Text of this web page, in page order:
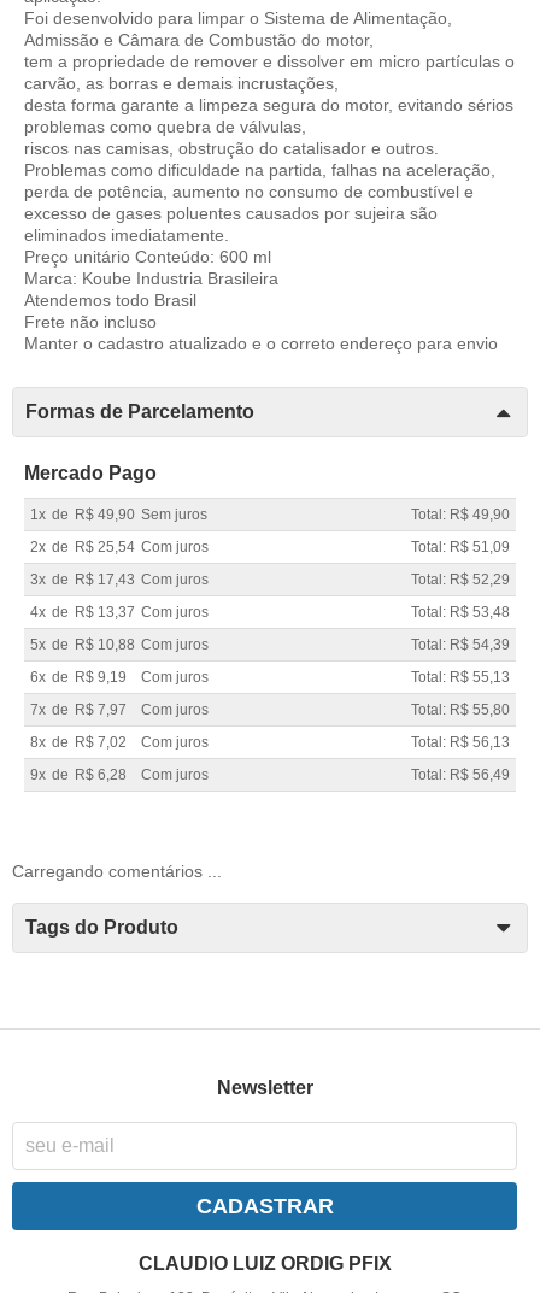
Foi desenvolvido para limpar o Sistema de Alimentação,
Admissão e Câmara de Combustão do motor,
tem a propriedade de remover e dissolver em micro partículas o
carvão, as borras e demais incrustações,
desta forma garante a limpeza segura do motor, evitando sérios
problemas como quebra de válvulas,
riscos nas camisas, obstrução do catalisador e outros.
Problemas como dificuldade na partida, falhas na aceleração,
perda de potência, aumento no consumo de combustível e
excesso de gases poluentes causados por sujeira são
eliminados imediatamente.
Preço unitário Conteúdo: 600 ml
Marca: Koube Industria Brasileira
Atendemos todo Brasil
Frete não incluso
Manter o cadastro atualizado e o correto endereço para envio
Formas de Parcelamento
Mercado Pago
1x de R$ 49,90 Sem juros
Total: R$ 49,90
2x de R$ 25,54 Com juros
Total: R$ 51,09
3x de R$ 17,43 Com juros
Total: R$ 52,29
4x de R$ 13,37 Com juros
Total: R$ 53,48
5x de R$ 10,88 Com juros
Total: R$ 54,39
6x de R$ 9,19 Com juros
Total: R$ 55,13
7x de R$ 7,97 Com juros
Total: R$ 55,80
8x de R$ 7,02 Com juros
Total: R$ 56,13
9x de R$ 6,28 Com juros Total: R$ 56,49
Carregando comentários ...
Tags do Produto
Newsletter
CADASTRAR
CLAUDIO LUIZ ORDIG PFIX